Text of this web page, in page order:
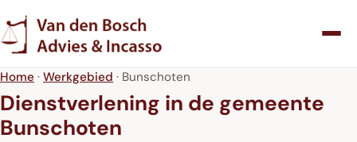
Home · Werkgebied · Bunschoten
Dienstverlening in de gemeente
Bunschoten